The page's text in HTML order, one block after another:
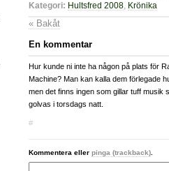
Kategori: Hultsfred 2008 Krönika
« Bakåt
En kommentar
Hur kunde ni inte ha någon på plats för
Machine? Man kan kalla dem förlegade
men det finns ingen som gillar tuff musik
golvas i torsdags natt.
#
Kommentera eller pinga (trackback)